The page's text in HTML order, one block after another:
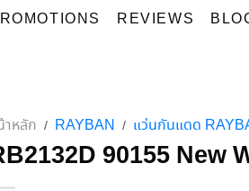
REVIEWS
าหลัก / RAYBAN / แว่นกันแดด
90155 New